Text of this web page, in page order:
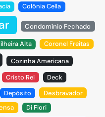
Colônia Cella
Condomínio Fechado
Alta Coronel Freitas
Cozinha Americana
Cristo Rei
Deck
Depósito
Desbravador
Di Fiori